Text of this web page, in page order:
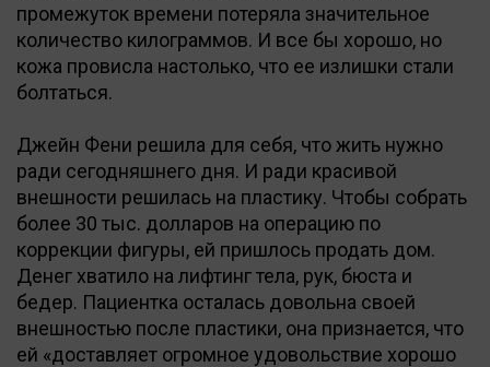
промежуток времени потеряла значительное
количество килограммов. И все бы хорошо, но
кожа провисла настолько, что ее излишки стали
болтаться.
Джейн Фени решила для себя, что жить нужно
ради сегодняшнего дня. И ради красивой
внешности решилась на пластику. Чтобы собрать
более 30 тыс. долларов на операцию по
коррекции фигуры, ей пришлось продать дом.
Денег хватило на лифтинг тела, рук, бюста и
бедер. Пациентка осталась довольна своей
внешностью после пластики, она признается, что
ей «доставляет огромное удовольствие хорошо